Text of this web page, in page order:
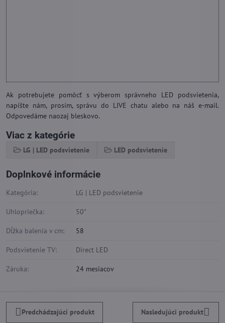
Ak potrebujete pomôcť s výberom správneho LED podsvietenia,
napíšte nám, prosím, správu do LIVE chatu alebo na náš e-mail.
Odpovedáme naozaj bleskovo.
Viac z kategórie
LG | LED podsvietenie LED podsvietenie
Doplnkové informácie
Kategória: LG | LED podsvietenie
Uhlopriečka: 50"
Dĺžka balenia v cm: 58
Podsvietenie TV: Direct LED
Záruka: 24 mesiacov
Predchádzajúci produkt Nasledujúci produkt